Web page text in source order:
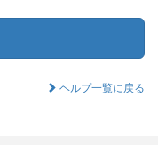
ヘルプ一覧に戻る